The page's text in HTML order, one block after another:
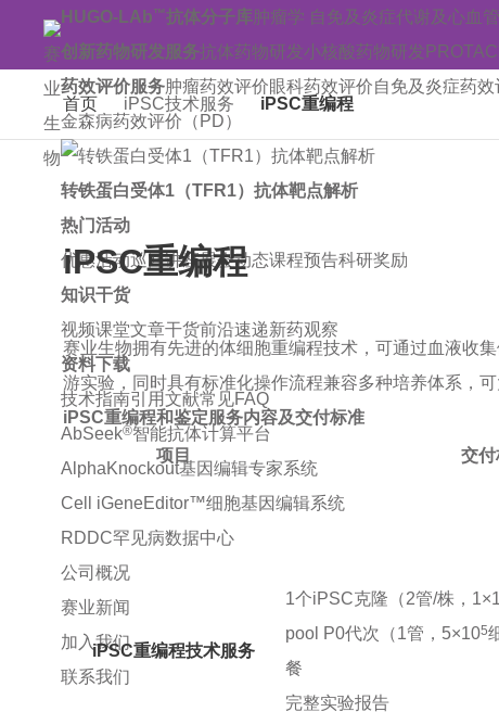
HUGO-LAb™抗体分子库肿瘤学 自免及炎症代谢及心血管
创新药物研发服务抗体药物研发小核酸药物研发
药效评价服务肿瘤药效评价眼科药效评价自免及炎症药效
金森病药效评价（PD）
转铁蛋白受体1（TFR1）抗体靶点解析
热门活动
优惠活动巡回讲座展会动态课程预告科研奖励
知识干货
视频课堂文章干货前沿速递新药观察
资料下载
技术指南引用文献常见FAQ
AbSeek®智能抗体计算平台
AlphaKnockout基因编辑专家系统
Cell iGeneEditor™细胞基因编辑系统
RDDC罕见病数据中心
公司概况
赛业新闻
加入我们
联系我们
首页 iPSC技术服务 iPSC重编程
iPSC重编程
赛业生物拥有先进的体细胞重编程技术，可通过血液收
游实验，同时具有标准化操作流程兼容多种培养体系，可
iPSC重编程和鉴定服务内容及交付标准
项目 交
iPSC重编程技术服务
1个iPSC克隆（2管/株，
pool P0代次（1管，5×105
餐
完整实验报告